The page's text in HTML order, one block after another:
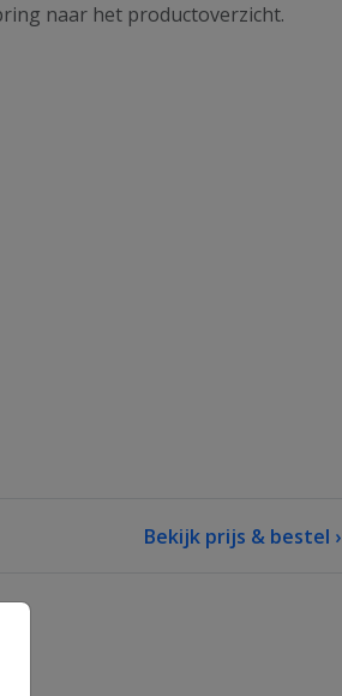
naar het productoverzicht.
Bekijk prijs & bestel ›